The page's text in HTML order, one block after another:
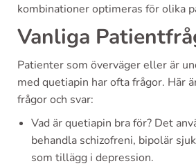
kombinationer optimeras för olika
Vanliga
Patienter som överväger eller är
med quetiapin har ofta frågor. Här
frågor och svar:
Vad är quetiapin bra för? Det
behandla schizofreni, bipolär
som tillägg i depression.